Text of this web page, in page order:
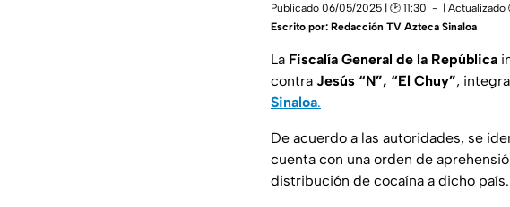
Publicado 06/05/2025 | 🕑 11:30 | Actualizado
Escrito por: Redacción TV Azteca Sinaloa
La Fiscalía General de la República
contra Jesús “N”, “El Chuy”,
Sinaloa.
De acuerdo a las autoridades, se
cuenta con una orden de
distribución de cocaína a dicho país.